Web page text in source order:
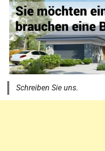
Schreiben Sie uns.